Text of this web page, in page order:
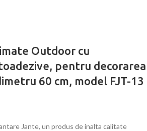
Outdoor cu
pentru decorarea
60 cm, model FJT-13
Jante, un produs de inalta calitate